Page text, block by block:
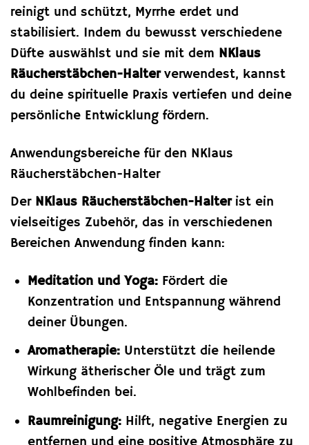
reinigt und schützt, Myrrhe erdet und
stabilisiert. Indem du bewusst verschiedene
Düfte auswählst und sie mit dem NKlaus
Räucherstäbchen-Halterverwendest, kannst
du deine spirituelle Praxis vertiefen und deine
persönliche Entwicklung fördern.
Anwendungsbereiche für den NKlaus
Räucherstäbchen-Halter
Der NKlaus Räucherstäbchen-Halterist ein
vielseitiges Zubehör, das in verschiedenen
Bereichen Anwendung finden kann:
Meditation und Yoga:Fördert die
Konzentration und Entspannung während
deiner Übungen.
Aromatherapie:Unterstützt die heilende
Wirkung ätherischer Öle und trägt zum
Wohlbefinden bei.
Raumreinigung:Hilft, negative Energien zu